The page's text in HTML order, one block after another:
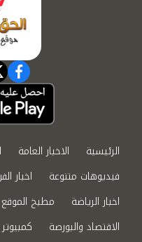
الرئيسية الاخبار العامة
فيديوهات متنوعة
اخبار
اخبار الرياضة
مطبخ الموقع
الاقتصاد والبورصة